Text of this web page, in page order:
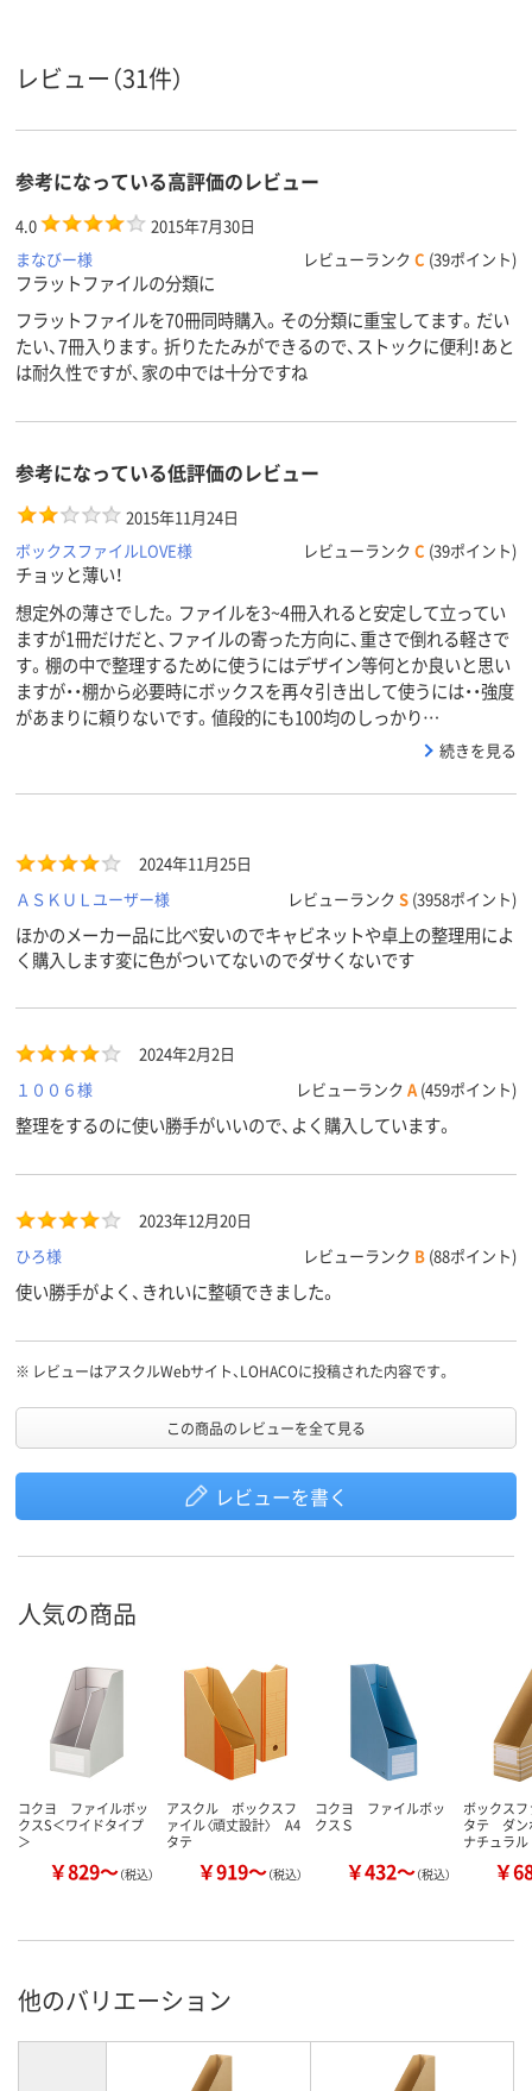
レビュー（31件）
参考になっている高評価のレビュー
4.0
2015年7月30日
まなびー様
レビューランク C (39ポイント)
フラットファイルの分類に
フラットファイルを70冊同時購入。その分類に重宝してます。だい
たい、7冊入ります。折りたたみができるので、ストックに便利！あと
は耐久性ですが、家の中では十分ですね
参考になっている低評価のレビュー
2015年11月24日
ボックスファイルLOVE様
レビューランク C (39ポイント)
チョッと薄い！
想定外の薄さでした。ファイルを3~4冊入れると安定して立ってい
ますが1冊だけだと、ファイルの寄った方向に、重さで倒れる軽さで
す。棚の中で整理するために使うにはデザイン等何とか良いと思い
ますが・・棚から必要時にボックスを再々引き出して使うには・・強度
があまりに頼りないです。値段的にも100均のしっかり…
続きを見る
2024年11月25日
ＡＳＫＵＬユーザー様
レビューランク S (3958ポイント)
ほかのメーカー品に比べ安いのでキャビネットや卓上の整理用によ
く購入します変に色がついてないのでダサくないです
2024年2月2日
１００６様
レビューランク A (459ポイント)
整理をするのに使い勝手がいいので、よく購入しています。
2023年12月20日
ひろ様
レビューランク B (88ポイント)
使い勝手がよく、きれいに整頓できました。
※ レビューはアスクルWebサイト、LOHACOに投稿された内容です。
この商品のレビューを全て見る
レビューを書く
人気の商品
コクヨ ファイルボッ
クスS＜ワイドタイプ
＞
￥829～（税込）
アスクル ボックスフ
ァイル〈頑丈設計〉 A4
タテ
￥919～（税込）
コクヨ ファイルボッ
クスＳ
￥432～（税込）
ボックス
タテ ダ
ナチュラ
￥
他のバリエーション